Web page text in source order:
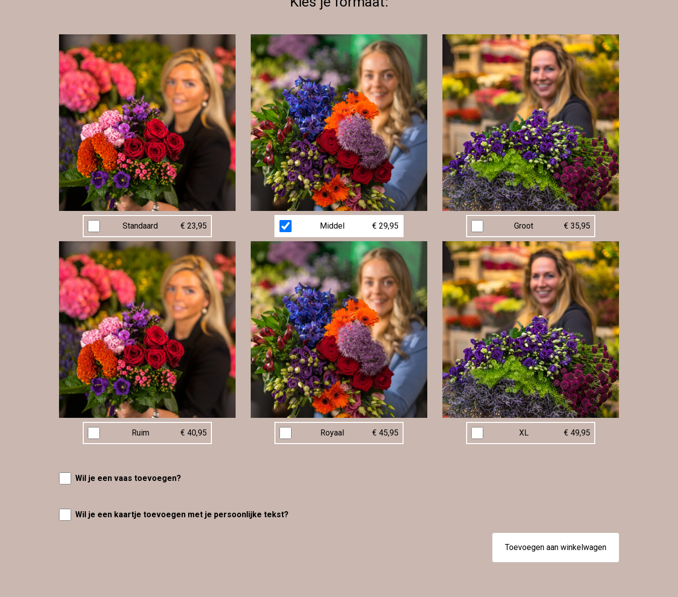
Standaard € 23,95 Middel € 29,95 Groot € 35,95
Ruim € 40,95 Royaal € 45,95 XL € 49,95
Wil je een vaas toevoegen?
Wil je een kaartje toevoegen met je persoonlijke tekst?
Toevoegen aan winkelwagen